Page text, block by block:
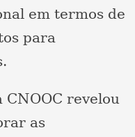
em termos de
para
revelou
as